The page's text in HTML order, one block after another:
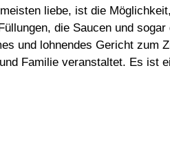
liebe, ist die
die Saucen und
und lohnendes Gericht zum
Familie veranstaltet. Es ist